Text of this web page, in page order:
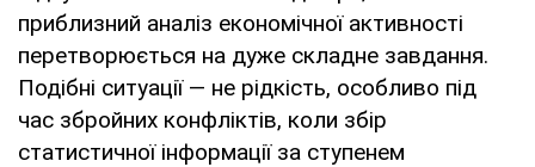
приблизний аналіз економічної активності
перетворюється на дуже складне завдання.
Подібні ситуації — не рідкість, особливо під
час збройних конфліктів, коли збір
статистичної інформації за ступенем